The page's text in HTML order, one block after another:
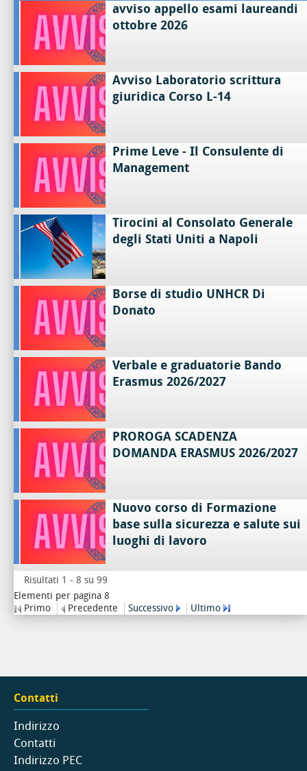
avviso appello esami laureandi
ottobre 2026
Avviso Laboratorio scrittura
giuridica Corso L-14
Prime Leve - Il Consulente di
Management
Tirocini al Consolato Generale
degli Stati Uniti a Napoli
Borse di studio UNHCR Di
Donato
Verbale e graduatorie Bando
Erasmus 2026/2027
PROROGA SCADENZA
DOMANDA ERASMUS 2026/2027
Nuovo corso di Formazione
base sulla sicurezza e salute sui
luoghi di lavoro
Risultati 1 - 8 su 99
Elementi per pagina 8
Primo
Precedente Successivo Ultimo
Contatti
Indirizzo
Contatti
Indirizzo PEC